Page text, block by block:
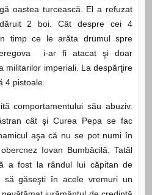
oastea turcească. El a refuzat
2 boi. Cât despre cei 4
timp ce le arăta drumul spre
i-ar fi atacat şi doar
militarilor imperiali. La despărţire
4 pistoale.
comportamentului său abuziv.
cât şi Curea Pepa se fac
aşa că nu se pot numi în
Iovan Bumbăcilă. Tatăl
a fost la rândul lui căpitan de
să găseşti în acele vremuri un